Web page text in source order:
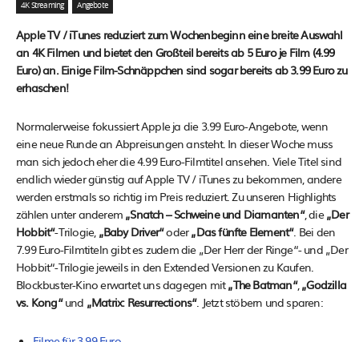
4K Streaming Angebote
Apple TV / iTunes reduziert zum Wochenbeginn eine breite Auswahl
an 4K Filmen und bietet den Großteil bereits ab 5 Euro je Film (4.99
Euro) an. Einige Film-Schnäppchen sind sogar bereits ab 3.99 Euro zu
erhaschen!
Normalerweise fokussiert Apple ja die 3.99 Euro-Angebote, wenn
eine neue Runde an Abpreisungen ansteht. In dieser Woche muss
man sich jedoch eher die 4.99 Euro-Filmtitel ansehen. Viele Titel sind
endlich wieder günstig auf Apple TV / iTunes zu bekommen, andere
werden erstmals so richtig im Preis reduziert. Zu unseren Highlights
zählen unter anderem „Snatch – Schweine und Diamanten“, die„Der
Hobbit“-Trilogie, „Baby Driver“oder„Das fünfte Element“. Bei den
7.99 Euro-Filmtiteln gibt es zudem die „Der Herr der Ringe“- und „Der
Hobbit“-Trilogie jeweils in den Extended Versionen zu Kaufen.
Blockbuster-Kino erwartet uns dagegen mit„The Batman“, „Godzilla
vs. Kong“und „Matrix: Resurrections“. Jetzt stöbern und sparen: